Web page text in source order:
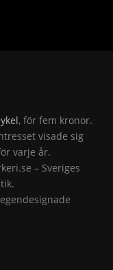
, för fem kronor.
visade sig
varje år.
– Sveriges